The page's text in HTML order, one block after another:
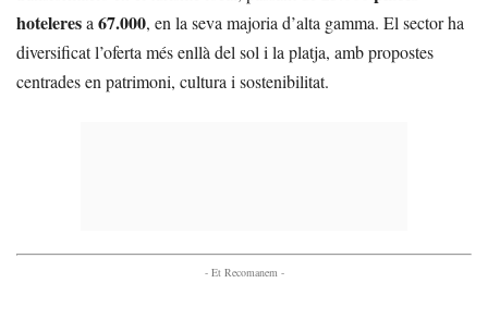
hoteleresa 67.000, en la seva majoria d’alta gamma. El sector ha
diversificat l’oferta més enllà del sol i la platja, amb propostes
centrades en patrimoni, cultura i sostenibilitat.
- Et Recomanem -